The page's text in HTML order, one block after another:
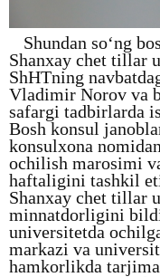
Shundan so‘ng
Shanxay chet tillar
ShHTning
Vladimir Norov va
safargi tadbirlarda
Bosh konsul
konsulxona
ochilish marosimi
haftaligini tashkil
Shanxay chet tillar
minnatdorligini
universitetda
markazi va
hamkorlikda